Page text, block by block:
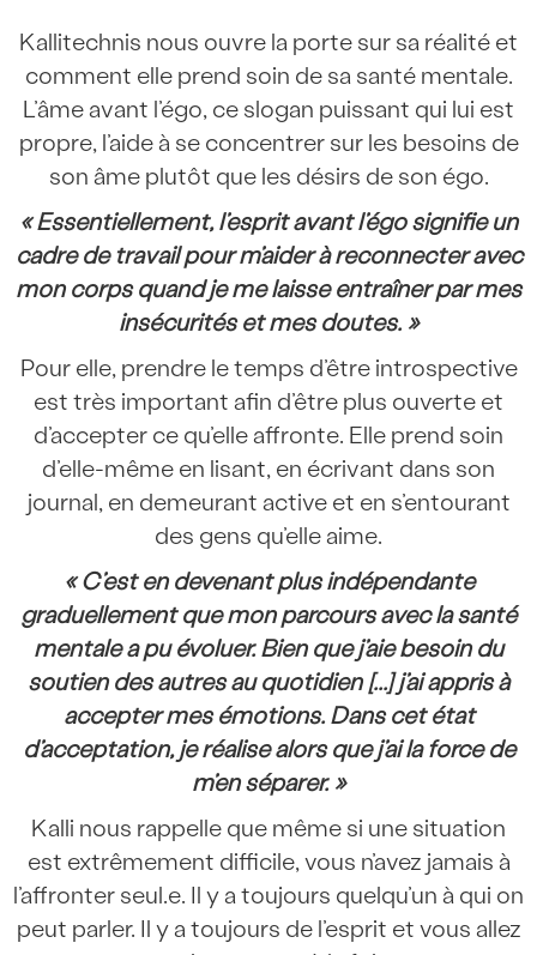
Kallitechnis nous ouvre la porte sur sa réalité et
comment elle prend soin de sa santé mentale.
L’âme avant l’égo, ce slogan puissant qui lui est
propre, l’aide à se concentrer sur les besoins de
son âme plutôt que les désirs de son égo.
« Essentiellement, l’esprit avant l’égo signifie un
cadre de travail pour m’aider à reconnecter avec
mon corps quand je me laisse entraîner par mes
insécurités et mes doutes. »
Pour elle, prendre le temps d’être introspective
est très important afin d’être plus ouverte et
d’accepter ce qu’elle affronte. Elle prend soin
d’elle-même en lisant, en écrivant dans son
journal, en demeurant active et en s’entourant
des gens qu’elle aime.
« C’est en devenant plus indépendante
graduellement que mon parcours avec la santé
mentale a pu évoluer. Bien que j’aie besoin du
soutien des autres au quotidien [...] j’ai appris à
accepter mes émotions. Dans cet état
d’acceptation, je réalise alors que j’ai la force de
m’en séparer. »
Kalli nous rappelle que même si une situation
est extrêmement difficile, vous n’avez jamais à
l’affronter seul.e. Il y a toujours quelqu’un à qui on
peut parler. Il y a toujours de l’esprit et vous allez